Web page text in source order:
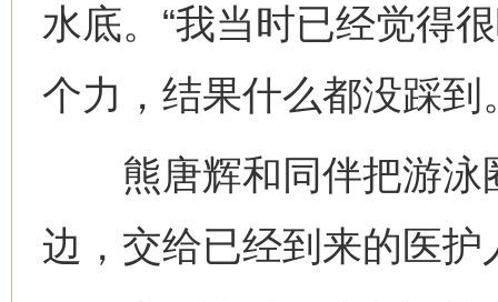
水底。“我当时已经觉得
个力，结果什么都没踩到
熊唐辉和同伴把游泳
边，交给已经到来的医